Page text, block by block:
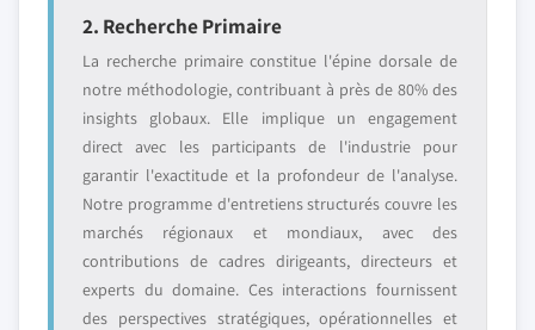
2. Recherche Primaire
La recherche primaire constitue l'épine dorsale de
notre méthodologie, contribuant à près de 80% des
insights globaux. Elle implique un engagement
direct avec les participants de l'industrie pour
garantir l'exactitude et la profondeur de l'analyse.
Notre programme d'entretiens structurés couvre les
marchés régionaux et mondiaux, avec des
contributions de cadres dirigeants, directeurs et
experts du domaine. Ces interactions fournissent
des perspectives stratégiques, opérationnelles et